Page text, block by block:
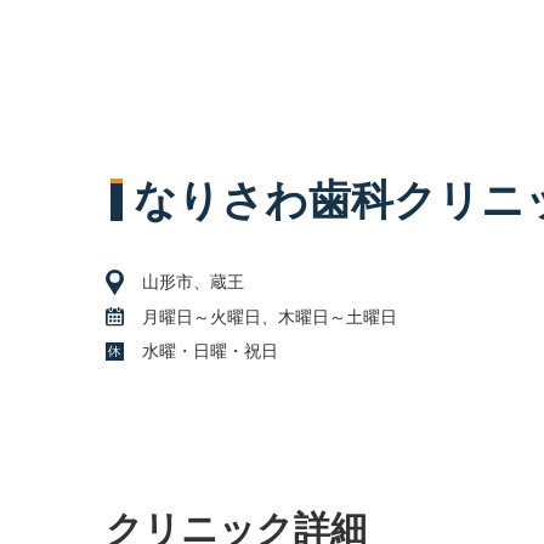
なりさわ歯科クリニ
山形市、蔵王
月曜日～火曜日、木曜日～土曜日
水曜・日曜・祝日
クリニック詳細